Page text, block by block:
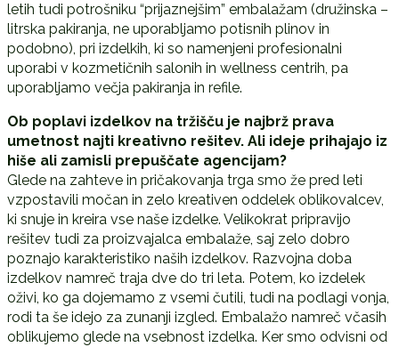
letih tudi potrošniku “prijaznejšim” embalažam (družinska –
litrska pakiranja, ne uporabljamo potisnih plinov in
podobno), pri izdelkih, ki so namenjeni profesionalni
uporabi v kozmetičnih salonih in wellness centrih, pa
uporabljamo večja pakiranja in refile.
Ob poplavi izdelkov na tržišču je najbrž prava
umetnost najti kreativno rešitev. Ali ideje prihajajo iz
hiše ali zamisli prepuščate agencijam?
Glede na zahteve in pričakovanja trga smo že pred leti
vzpostavili močan in zelo kreativen oddelek oblikovalcev,
ki snuje in kreira vse naše izdelke. Velikokrat pripravijo
rešitev tudi za proizvajalca embalaže, saj zelo dobro
poznajo karakteristiko naših izdelkov. Razvojna doba
izdelkov namreč traja dve do tri leta. Potem, ko izdelek
oživi, ko ga dojemamo z vsemi čutili, tudi na podlagi vonja,
rodi ta še idejo za zunanji izgled. Embalažo namreč včasih
oblikujemo glede na vsebnost izdelka. Ker smo odvisni od